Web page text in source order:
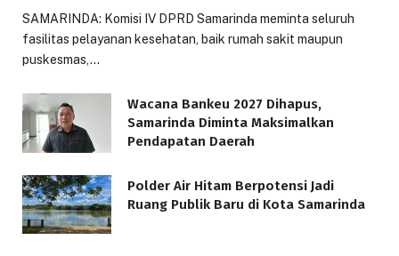
SAMARINDA: Komisi IV DPRD Samarinda meminta seluruh
fasilitas pelayanan kesehatan, baik rumah sakit maupun
puskesmas,…
Wacana Bankeu 2027 Dihapus,
Samarinda Diminta Maksimalkan
Pendapatan Daerah
Polder Air Hitam Berpotensi Jadi
Ruang Publik Baru di Kota Samarinda